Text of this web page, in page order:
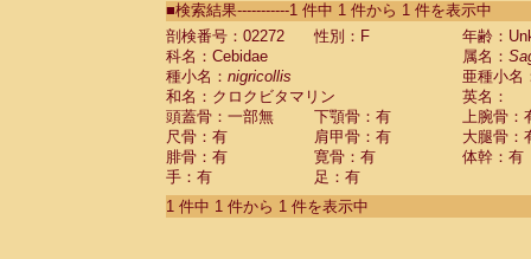
CebidaeSaguinus labiatus(0)
Cebidae Saguinus leucopus (0)
Cebidae
CebidaeSaguinus mystax
CebidaeSaguinus nigricollis (1)
Cebidae Saguinus oedipus
Cebidae Saguinus weddelli
Cebidae Saguinusspp.
Cebidae Aotus trivirgatus
Cebidae Cebus albifrons
■検索結果-----------1 件中 1 件から 1 件を表示中
剖検番号：02272
性別：F
年齢：
科名：Cebidae
属名：
種小名： nigricollis
亜種小名
和名：クロクビタマリン
英名：
頭蓋骨：一部無
下顎骨：有
上腕骨：
尺骨：有
肩甲骨：有
大腿骨：
腓骨：有
寛骨：有
体幹：有
手：有
足：有
1 件中 1 件から 1 件を表示中